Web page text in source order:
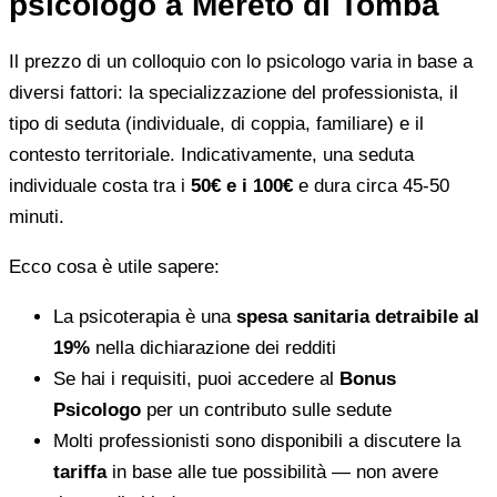
Il prezzo di un colloquio con lo psicologo varia in base a
diversi fattori: la specializzazione del professionista, il
tipo di seduta (individuale, di coppia, familiare) e il
contesto territoriale. Indicativamente, una seduta
individuale costa tra i 50€ e i 100€ e dura circa 45-50
minuti.
Ecco cosa è utile sapere:
La psicoterapia è una spesa sanitaria detraibile al
19% nella dichiarazione dei redditi
Se hai i requisiti, puoi accedere al Bonus
Psicologo per un contributo sulle sedute
Molti professionisti sono disponibili a discutere la
tariffain base alle tue possibilità — non avere